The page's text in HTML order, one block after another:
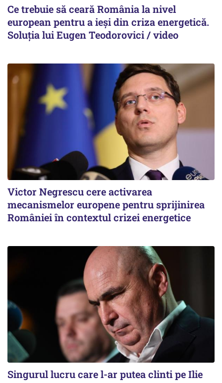
Ce trebuie să ceară România la nivel
european pentru a ieși din criza energetică.
Soluția lui Eugen Teodorovici / video
Victor Negrescu cere activarea
mecanismelor europene pentru sprijinirea
României în contextul crizei energetice
Singurul lucru care l-ar putea clinti pe Ilie